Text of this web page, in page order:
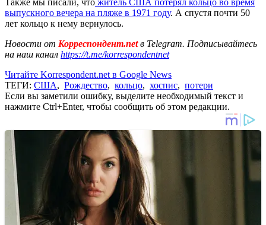
выпускного вечера на пляже в 1971 году. А спустя почти 50
лет кольцо к нему вернулось.
Новости от Корреспондент.netв Telegram. Подписывайтесь
на наш канал https://t.me/korrespondentnet
Читайте Korrespondent.net в Google News
ТЕГИ: США, Рождество, кольцо, хоспис, потери
Если вы заметили ошибку, выделите необходимый текст и
нажмите Ctrl+Enter, чтобы сообщить об этом редакции.